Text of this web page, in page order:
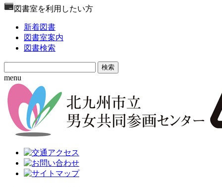
図書室を利用したい方
新着図書
図書室案内
図書検索
Search
for:
menu